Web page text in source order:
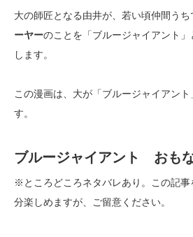
大の師匠となる由井が、若い頃仲間うち
ーヤーのことを「ブルージャイアント
します。
この漫画は、大が「ブルージャイアン
す。
ブルージャイアント おも
※ところどころネタバレあり。この記
分楽しめますが、ご留意ください。